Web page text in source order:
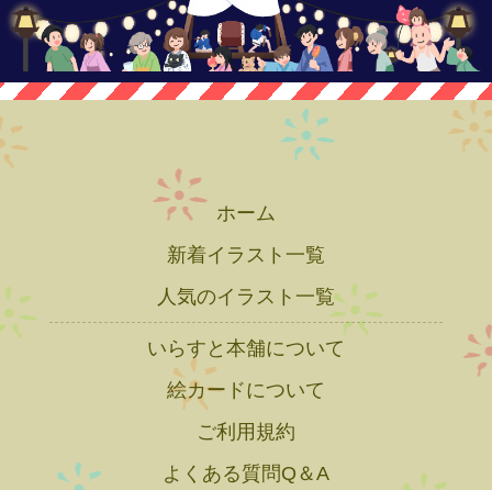
ホーム
新着イラスト一覧
人気のイラスト一覧
いらすと本舗について
絵カードについて
ご利用規約
よくある質問Q＆A